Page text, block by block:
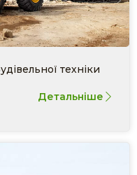
техніки
Детальніше